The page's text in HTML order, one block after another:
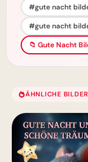
#gute nacht
#gute nacht
📁 Gute Nacht
ÄHNLICHE BILDER